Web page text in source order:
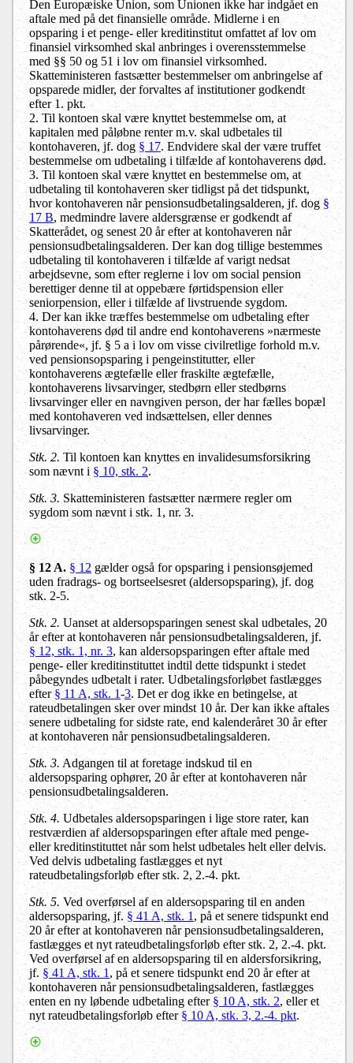
Den Europæiske Union, som Unionen ikke har indgået en
aftale med på det finansielle område. Midlerne i en
opsparing i et penge- eller kreditinstitut omfattet af lov om
finansiel virksomhed skal anbringes i overensstemmelse
med §§ 50 og 51 i lov om finansiel virksomhed.
Skatteministeren fastsætter bestemmelser om anbringelse af
opsparede midler, der forvaltes af institutioner godkendt
efter 1. pkt.
2. Til kontoen skal være knyttet bestemmelse om, at
kapitalen med påløbne renter m.v. skal udbetales til
kontohaveren, jf. dog § 17. Endvidere skal der være truffet
bestemmelse om udbetaling i tilfælde af kontohaverens død.
3. Til kontoen skal være knyttet en bestemmelse om, at
udbetaling til kontohaveren sker tidligst på det tidspunkt,
hvor kontohaveren når pensionsudbetalingsalderen, jf. dog §
17 B, medmindre lavere aldersgrænse er godkendt af
Skatterådet, og senest 20 år efter at kontohaveren når
pensionsudbetalingsalderen. Der kan dog tillige bestemmes
udbetaling til kontohaveren i tilfælde af varigt nedsat
arbejdsevne, som efter reglerne i lov om social pension
berettiger denne til at oppebære førtidspension eller
seniorpension, eller i tilfælde af livstruende sygdom.
4. Der kan ikke træffes bestemmelse om udbetaling efter
kontohaverens død til andre end kontohaverens »nærmeste
pårørende«, jf. § 5 a i lov om visse civilretlige forhold m.v.
ved pensionsopsparing i pengeinstitutter, eller
kontohaverens ægtefælle eller fraskilte ægtefælle,
kontohaverens livsarvinger, stedbørn eller stedbørns
livsarvinger eller en navngiven person, der har fælles bopæl
med kontohaveren ved indsættelsen, eller dennes
livsarvinger.
Stk. 2. Til kontoen kan knyttes en invalidesumsforsikring
som nævnt i§ 10, stk. 2.
Stk. 3. Skatteministeren fastsætter nærmere regler om
sygdom som nævnt i stk. 1, nr. 3.
§ 12 A. § 12gælder også for opsparing i pensionsøjemed
uden fradrags- og bortseelsesret (aldersopsparing), jf. dog
stk. 2-5.
Stk. 2. Uanset at aldersopsparingen senest skal udbetales, 20
år efter at kontohaveren når pensionsudbetalingsalderen, jf.
§ 12, stk. 1, nr. 3, kan aldersopsparingen efter aftale med
penge- eller kreditinstituttet indtil dette tidspunkt i stedet
påbegyndes udbetalt i rater. Udbetalingsforløbet fastlægges
efter§ 11 A, stk. 1-3. Det er dog ikke en betingelse, at
rateudbetalingen sker over mindst 10 år. Der kan ikke aftales
senere udbetaling for sidste rate, end kalenderåret 30 år efter
at kontohaveren når pensionsudbetalingsalderen.
Stk. 3. Adgangen til at foretage indskud til en
aldersopsparing ophører, 20 år efter at kontohaveren når
pensionsudbetalingsalderen.
Stk. 4. Udbetales aldersopsparingen i lige store rater, kan
restværdien af aldersopsparingen efter aftale med penge-
eller kreditinstituttet når som helst udbetales helt eller delvis.
Ved delvis udbetaling fastlægges et nyt
rateudbetalingsforløb efter stk. 2, 2.-4. pkt.
Stk. 5. Ved overførsel af en aldersopsparing til en anden
aldersopsparing, jf.§ 41 A, stk. 1, på et senere tidspunkt end
20 år efter at kontohaveren når pensionsudbetalingsalderen,
fastlægges et nyt rateudbetalingsforløb efter stk. 2, 2.-4. pkt.
Ved overførsel af en aldersopsparing til en aldersforsikring,
jf.§ 41 A, stk. 1, på et senere tidspunkt end 20 år efter at
kontohaveren når pensionsudbetalingsalderen, fastlægges
enten en ny løbende udbetaling efter§ 10 A, stk. 2, eller et
nyt rateudbetalingsforløb efter§ 10 A, stk. 3, 2.-4. pkt.